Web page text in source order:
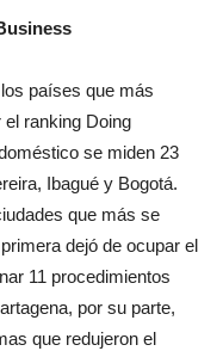
países que más
ranking Doing
se miden 23
Ibagué y Bogotá.
que más se
dejó de ocupar el
11 procedimientos
por su parte,
que redujeron el